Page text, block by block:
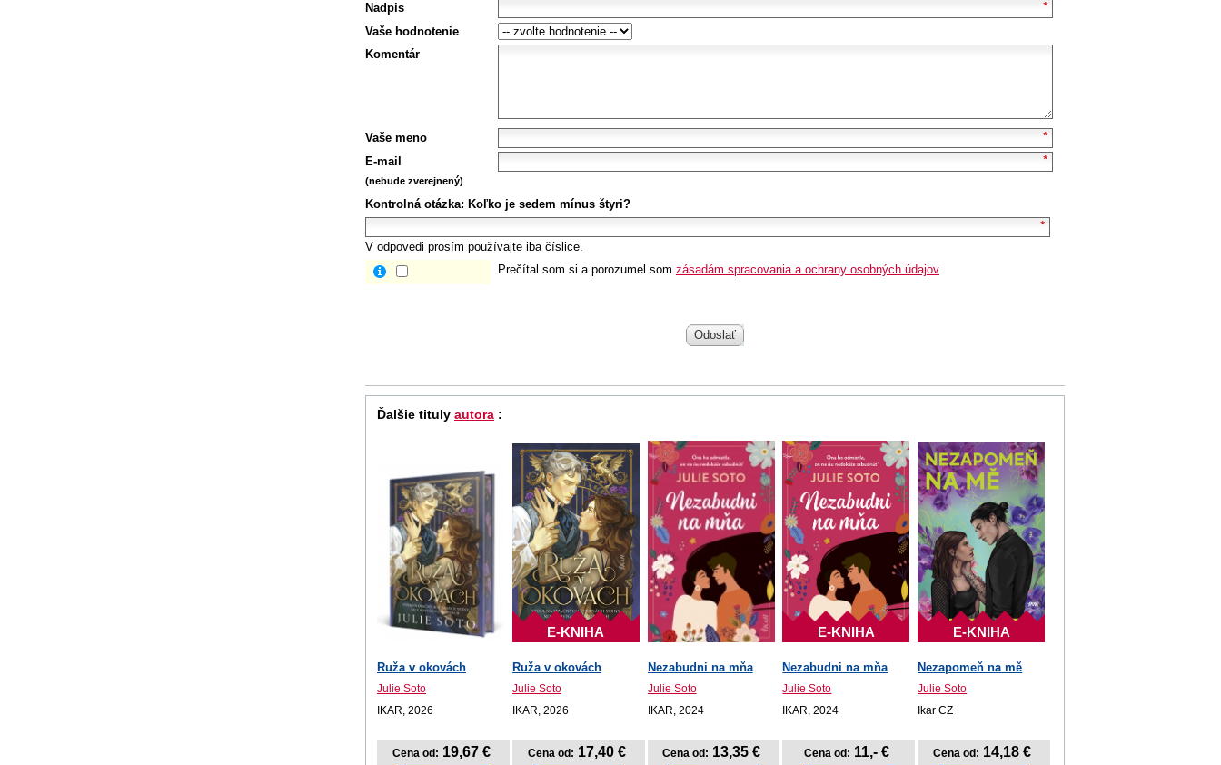
Nadpis
Vaše hodnotenie
Komentár
Vaše meno
E-mail
(nebude zverejnený)
Kontrolná otázka: Koľko je sedem mínus štyri?
V odpovedi prosím používajte iba číslice.
Prečítal som si a porozumel som zásadám spracovania a ochrany osobných údajov
Odoslať
Ďalšie tituly autora :
Ruža v okovách
Julie Soto
IKAR, 2026
Cena od: 19,67 €
E-KNIHA
Ruža v okovách
Julie Soto
IKAR, 2026
Cena od: 17,40 €
Nezabudni na mňa
Julie Soto
IKAR, 2024
Cena od: 13,35 €
E-KNIHA
Nezabudni na mňa
Julie Soto
IKAR, 2024
Cena od: 11,- €
E-KNIHA
Nezapomeň na mě
Julie Soto
Ikar CZ
Cena od: 14,18 €